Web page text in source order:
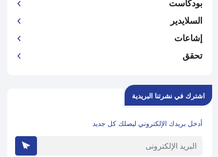
بودكاست
السلايدير
إشاعات
تحقق
اشترك في نشرتنا البريدية
أدخل بريدك الإلكتروني ليصلك كل جديد